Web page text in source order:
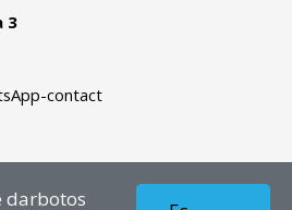
3
contact
LV – Dianormet - Visas tiesības
darbotos